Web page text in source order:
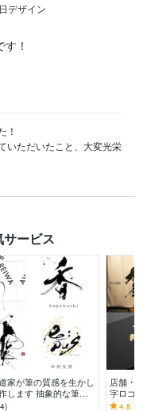
デザイン
！
！
いただいたこと、大変光栄
ービス
家が筆の質感を生かし
します 抽象的な筆文
な書体に対応します。
店舗・
字ロゴ
簾・商
4.8